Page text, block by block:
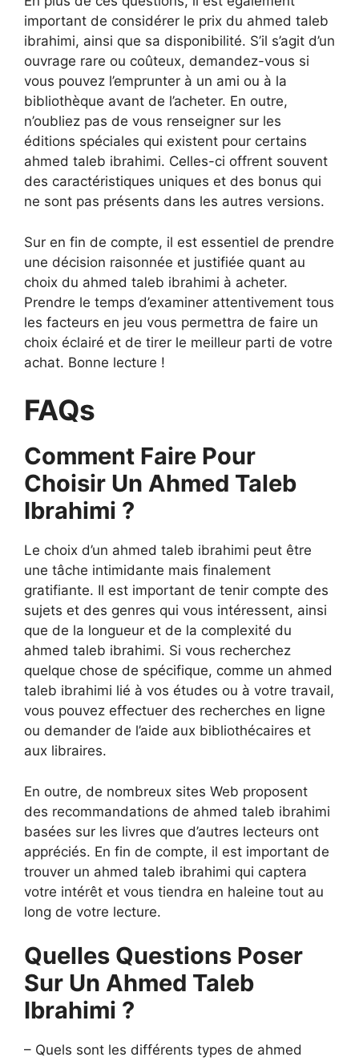
important de considérer le prix du ahmed taleb
ibrahimi, ainsi que sa disponibilité. S’il s’agit d’un
ouvrage rare ou coûteux, demandez-vous si
vous pouvez l’emprunter à un ami ou à la
bibliothèque avant de l’acheter. En outre,
n’oubliez pas de vous renseigner sur les
éditions spéciales qui existent pour certains
ahmed taleb ibrahimi. Celles-ci offrent souvent
des caractéristiques uniques et des bonus qui
ne sont pas présents dans les autres versions.
Sur en fin de compte, il est essentiel de prendre
une décision raisonnée et justifiée quant au
choix du ahmed taleb ibrahimi à acheter.
Prendre le temps d’examiner attentivement tous
les facteurs en jeu vous permettra de faire un
choix éclairé et de tirer le meilleur parti de votre
achat. Bonne lecture !
FAQs
Comment Faire Pour
Choisir Un Ahmed Taleb
Ibrahimi ?
Le choix d’un ahmed taleb ibrahimi peut être
une tâche intimidante mais finalement
gratifiante. Il est important de tenir compte des
sujets et des genres qui vous intéressent, ainsi
que de la longueur et de la complexité du
ahmed taleb ibrahimi. Si vous recherchez
quelque chose de spécifique, comme un ahmed
taleb ibrahimi lié à vos études ou à votre travail,
vous pouvez effectuer des recherches en ligne
ou demander de l’aide aux bibliothécaires et
aux libraires.
En outre, de nombreux sites Web proposent
des recommandations de ahmed taleb ibrahimi
basées sur les livres que d’autres lecteurs ont
appréciés. En fin de compte, il est important de
trouver un ahmed taleb ibrahimi qui captera
votre intérêt et vous tiendra en haleine tout au
long de votre lecture.
Quelles Questions Poser
Sur Un Ahmed Taleb
Ibrahimi ?
– Quels sont les différents types de ahmed